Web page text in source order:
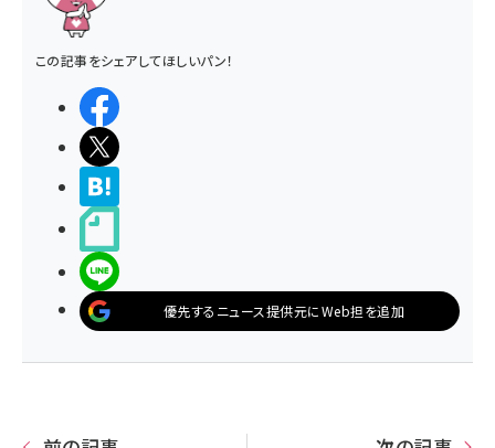
この記事をシェアしてほしいパン！
優先するニュース提供元にWeb担を追加